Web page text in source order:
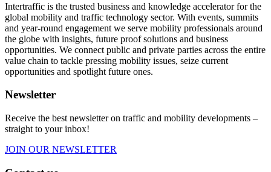
Intertraffic is the trusted business and knowledge accelerator for the
global mobility and traffic technology sector. With events, summits
and year-round engagement we serve mobility professionals around
the globe with insights, future proof solutions and business
opportunities. We connect public and private parties across the entire
value chain to tackle pressing mobility issues, seize current
opportunities and spotlight future ones.
Newsletter
Receive the best newsletter on traffic and mobility developments –
straight to your inbox!
JOIN OUR NEWSLETTER